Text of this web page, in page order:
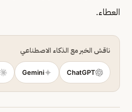
العطاء.
ناقش الخبر مع الذكاء الاصطناعي
ChatGPT
Gemini